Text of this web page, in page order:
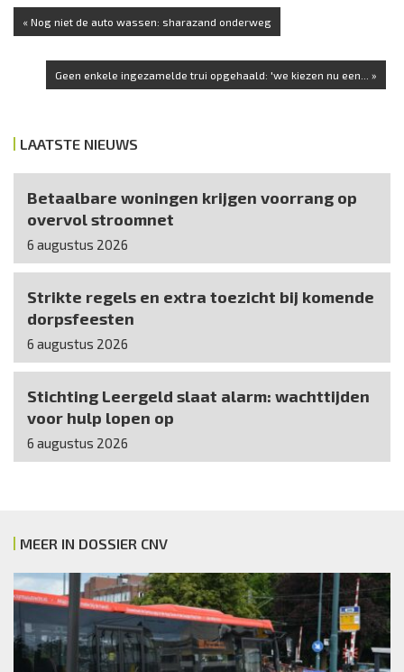
« Nog niet de auto wassen: sharazand onderweg
Geen enkele ingezamelde trui opgehaald: 'we kiezen nu een... »
LAATSTE NIEUWS
Betaalbare woningen krijgen voorrang op
overvol stroomnet
6 augustus 2026
Strikte regels en extra toezicht bij komende
dorpsfeesten
6 augustus 2026
Stichting Leergeld slaat alarm: wachttijden
voor hulp lopen op
6 augustus 2026
MEER IN DOSSIER CNV